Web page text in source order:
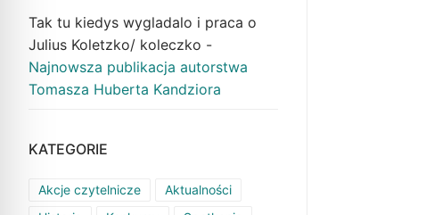
Tak tu kiedys wygladalo i praca o
Julius Koletzko/ koleczko -
Najnowsza publikacja autorstwa
Tomasza Huberta Kandziora
KATEGORIE
Akcje czytelnicze
Aktualności